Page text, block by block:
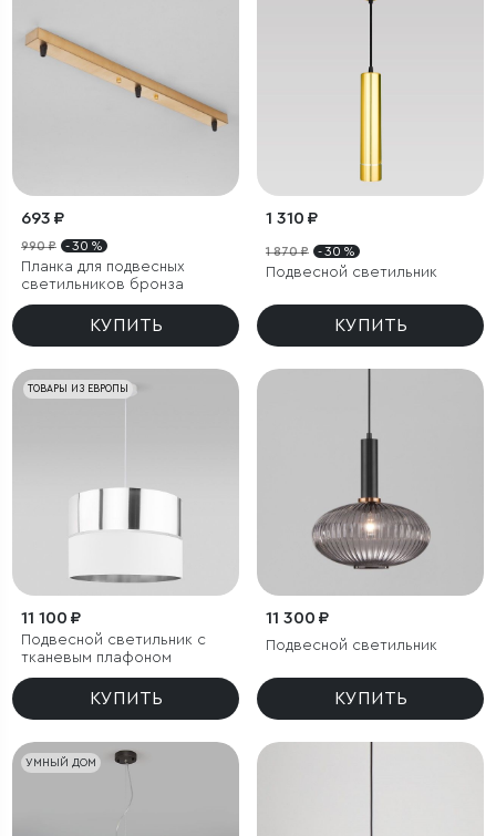
693 ₽
990 ₽ - 30 %
Планка для подвесных
светильников бронза
КУПИТЬ
1 310 ₽
1 870 ₽ - 30 %
Подвесной светильник
КУПИТЬ
ТОВАРЫ ИЗ ЕВРОПЫ
11 100 ₽
Подвесной светильник с
тканевым плафоном
КУПИТЬ
11 300 ₽
Подвесной светильник
КУПИТЬ
УМНЫЙ ДОМ